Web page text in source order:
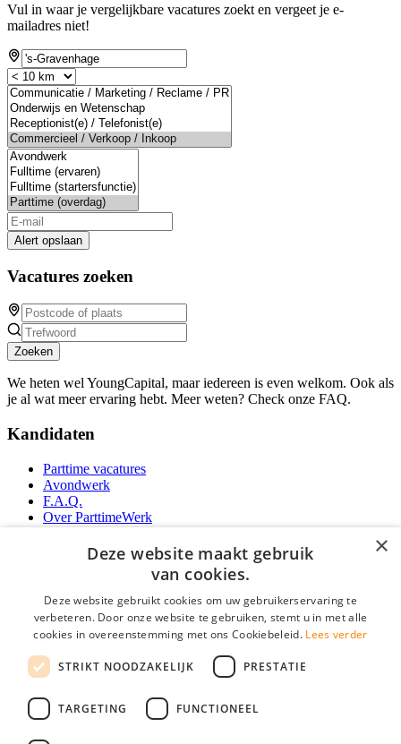
Vul in waar je vergelijkbare vacatures zoekt en vergeet je e-
mailadres niet!
Alert opslaan
Vacatures zoeken
Zoeken
We heten wel YoungCapital, maar iedereen is even welkom. Ook als
je al wat meer ervaring hebt. Meer weten? Check onze FAQ.
Kandidaten
Parttime vacatures
Avondwerk
F.A.Q.
Over ParttimeWerk
YoungCapital Android App
Parttime personeel
Vacature aanmelden
Partners
Contact
Social
×
Deze website maakt gebruik
van cookies.
Deze website gebruikt cookies om uw gebruikerservaring te
verbeteren. Door onze website te gebruiken, stemt u in met alle
cookies in overeenstemming met ons Cookiebeleid. Lees verder
STRIKT NOODZAKELIJK PRESTATIE
TARGETING FUNCTIONEEL